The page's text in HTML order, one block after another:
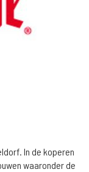
In de koperen
waaronder de